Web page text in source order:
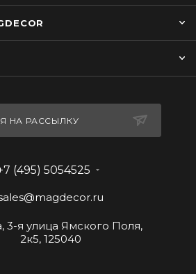
НА РАССЫЛКУ
(495) 5054525
3-я улица Ямского Поля,
2к5, 125040